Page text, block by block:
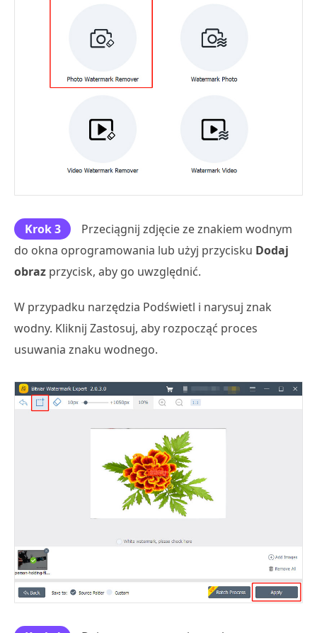
Krok 3
Przeciągnij zdjęcie ze znakiem wodnym
do okna oprogramowania lub użyj przycisku Dodaj
obraz przycisk, aby go uwzględnić.
W przypadku narzędzia Podświetl i narysuj znak
wodny. Kliknij Zastosuj, aby rozpocząć proces
usuwania znaku wodnego.